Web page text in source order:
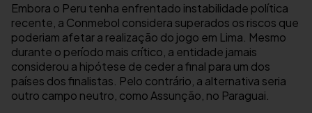
Embora o Peru tenha enfrentado instabilidade política
recente, a Conmebol considera superados os riscos que
poderiam afetar a realização do jogo em Lima. Mesmo
durante o período mais crítico, a entidade jamais
considerou a hipótese de ceder a final para um dos
países dos finalistas. Pelo contrário, a alternativa seria
outro campo neutro, como Assunção, no Paraguai.